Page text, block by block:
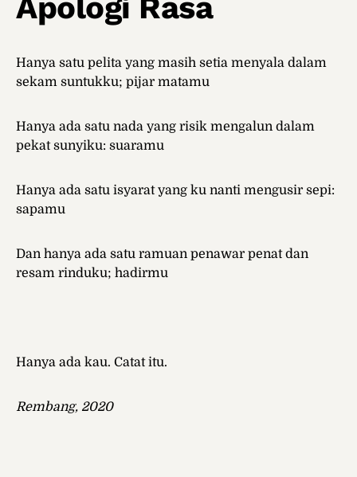
Apologi Rasa
Hanya satu pelita yang masih setia menyala dalam
sekam suntukku; pijar matamu
Hanya ada satu nada yang risik mengalun dalam
pekat sunyiku: suaramu
Hanya ada satu isyarat yang ku nanti mengusir sepi:
sapamu
Dan hanya ada satu ramuan penawar penat dan
resam rinduku; hadirmu
Hanya ada kau. Catat itu.
Rembang, 2020